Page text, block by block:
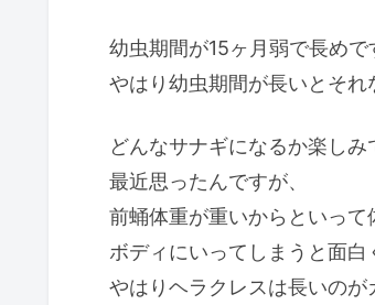
幼虫期間が15ヶ月弱で長めで
やはり幼虫期間が長いとそれ
どんなサナギになるか楽しみ
最近思ったんですが、
前蛹体重が重いからといって
ボディにいってしまうと面白
やはりヘラクレスは長いのが